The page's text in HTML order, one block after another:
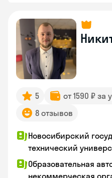
5 от 1590 ₽ за
8 отзывов
Новосибирский
технический
Образовательная
некоммерческая